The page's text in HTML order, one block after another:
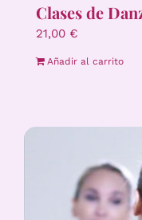
Clases de
21,00 €
Añadir al carrito